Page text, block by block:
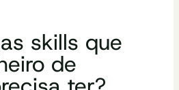
skills que
de